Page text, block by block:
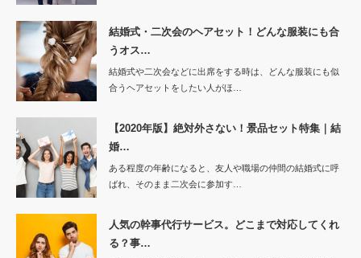
結婚式・二次会のヘアセット！どんな服装にも合
うオス…
結婚式や二次会などに出席をする時は、どんな服装にも似
合うヘアセットをしたい人がほ…
【2020年版】絶対外さない！景品セット特集｜結
婚…
ある程度の年齢になると、友人や職場の仲間の結婚式に呼
ばれ、そのまま二次会に参加す…
人気の幹事代行サービス。どこまで対応してくれ
る？事…